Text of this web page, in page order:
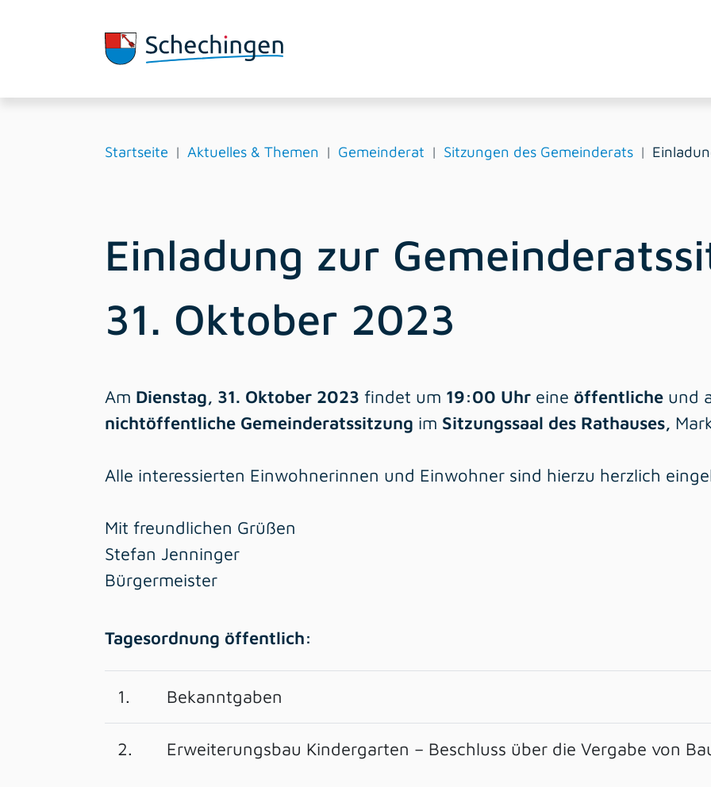
Startseite Aktuelles & Themen Gemeinderat Sitzungen des Gemeinderats
Einladung zur
31. Oktober 2023
Am Dienstag, 31. Oktober 2023 findet um 19:00 Uhr eine öffentliche und
nichtöffentliche Gemeinderatssitzung im Sitzungssaal des Rathauses,
Alle interessierten Einwohnerinnen und Einwohner sind hierzu herzlich
Mit freundlichen Grüßen
Stefan Jenninger
Bürgermeister
Tagesordnung öffentlich:
1. Bekanntgaben
2. Erweiterungsbau Kindergarten – Beschluss über die Vergabe von